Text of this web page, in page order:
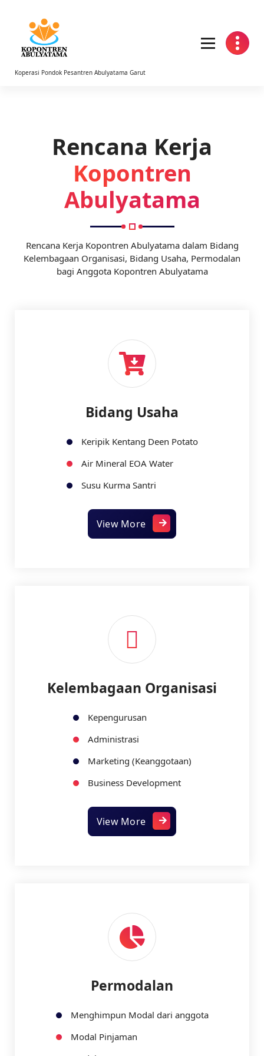
Koperasi Pondok Pesantren Abulyatama Garut
Rencana Kerja
Kopontren
Abulyatama
Rencana Kerja Kopontren Abulyatama dalam Bidang
Kelembagaan Organisasi, Bidang Usaha, Permodalan
bagi Anggota Kopontren Abulyatama
Bidang Usaha
Keripik Kentang Deen Potato
Air Mineral EOA Water
Susu Kurma Santri
View More
Kelembagaan Organisasi
Kepengurusan
Administrasi
Marketing (Keanggotaan)
Business Development
View More
Permodalan
Menghimpun Modal dari anggota
Modal Pinjaman